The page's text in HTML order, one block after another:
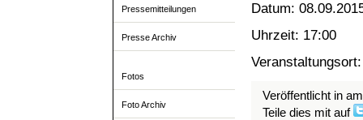
Pressemitteilungen
Presse Archiv
Fotos
Foto Archiv
Datum:
Uhrzeit: 17:00
Veröffentlicht in
Teile dies mit auf